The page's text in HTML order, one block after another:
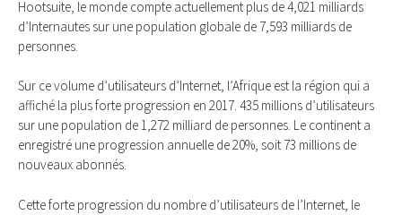
Hootsuite, le monde compte actuellement plus de 4,021 milliards
d’Internautes sur une population globale de 7,593 milliards de
personnes.
Sur ce volume d’utilisateurs d’Internet, l’Afrique est la région qui a
affiché la plus forte progression en 2017. 435 millions d’utilisateurs
sur une population de 1,272 milliard de personnes. Le continent a
enregistré une progression annuelle de 20%, soit 73 millions de
nouveaux abonnés.
Cette forte progression du nombre d’utilisateurs de l’Internet, le